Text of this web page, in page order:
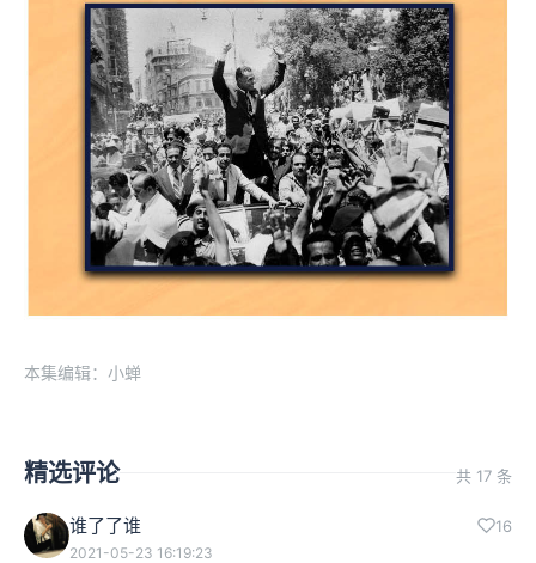
本集编辑：小蝉
精选评论 共 17 条
谁了了谁 16
2021-05-23 16:19:23